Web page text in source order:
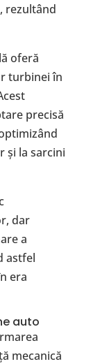
rezultând
oferă
turbinei în
precisă
și la sarcini
dar
a
astfel
era
auto
mecanică